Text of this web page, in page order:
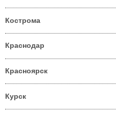
Кострома
Краснодар
Красноярск
Курск